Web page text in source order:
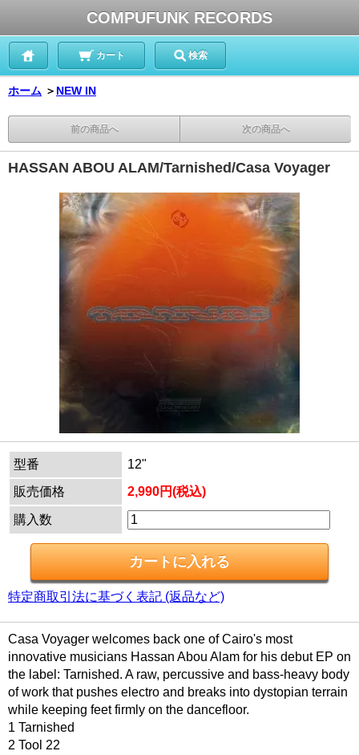
COMPUFUNK RECORDS
カート 検索
ホーム ＞ NEW IN
前の商品へ 次の商品へ
HASSAN ABOU ALAM/Tarnished/Casa Voyager
型番
12"
販売価格
2,990円(税込)
購入数
特定商取引法に基づく表記 (返品など)
Casa Voyager welcomes back one of Cairo's most
innovative musicians Hassan Abou Alam for his debut EP on
the label: Tarnished. A raw, percussive and bass-heavy body
of work that pushes electro and breaks into dystopian terrain
while keeping feet firmly on the dancefloor.
1 Tarnished
2 Tool 22